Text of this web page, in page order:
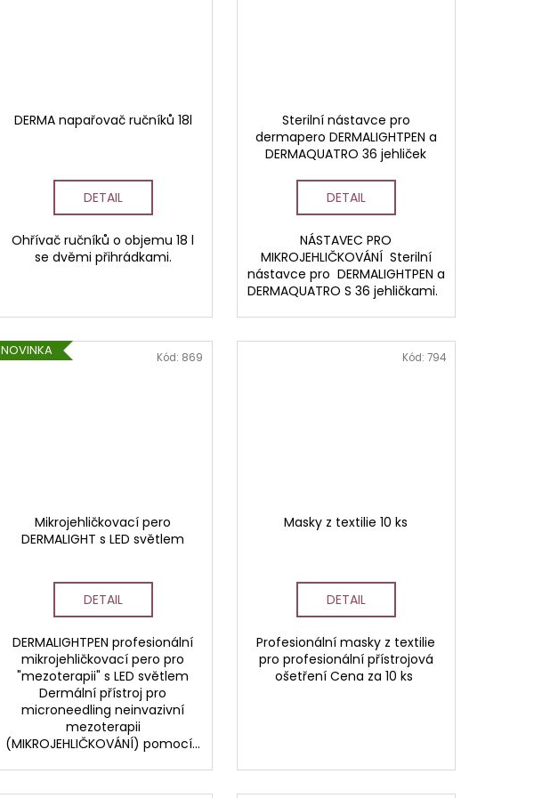
DERMA napařovač ručníků 18l
DETAIL
Ohřívač ručníků o objemu 18 l
se dvěmi přihrádkami.
Sterilní nástavce pro
dermapero DERMALIGHTPEN a
DERMAQUATRO 36 jehliček
DETAIL
NÁSTAVEC PRO
MIKROJEHLIČKOVÁNÍ Sterilní
nástavce pro DERMALIGHTPEN a
DERMAQUATRO S 36 jehličkami.
NOVINKA
Mikrojehličkovací pero
DERMALIGHT s LED světlem
DETAIL
DERMALIGHTPEN profesionální
mikrojehličkovací pero pro
"mezoterapii" s LED světlem
Dermální přístroj pro
microneedling neinvazivní
mezoterapii
(MIKROJEHLIČKOVÁNÍ) pomocí...
Kód: 869
Masky z textilie 10 ks
DETAIL
Profesionální masky z textilie
pro profesionální přístrojová
ošetření Cena za 10 ks
Kód: 794